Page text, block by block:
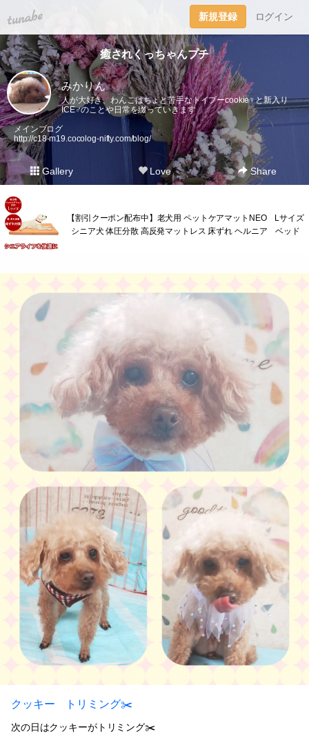
tuna.be 新規登録 ログイン
癒されくっちゃんプチ
みかりん
人が大好き、わんこはちょと苦手なトイプーcookie♀︎と新入り
ICE♂︎のことや日常を綴っていきます
メインブログ
http://c18-m19.cocolog-nifty.com/blog/
Gallery Love Share
【割引クーポン配布中】老犬用 ペットケアマットNEO Lサイズ
シニア犬 体圧分散 高反発マットレス 床ずれ ヘルニア ベッド
クッキー トリミング✂️
次の日はクッキーがトリミング✂️